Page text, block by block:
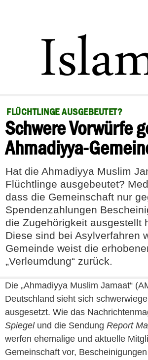
POLITIK
GESELLSCHAFT
RECHT
FEUILLETON
DEBATTE
FLÜCHTLINGE AUSGEBEUTET?
Schwere Vorwürfe
Ahmadiyya-
Hat die Ahmadiyya Muslim
Flüchtlinge ausgebeutet?
dass die Gemeinschaft nur
Spendenzahlungen
die Zugehörigkeit ausgestellt
Diese sind bei Asylverfahren
Gemeinde weist die
„Verleumdung“ zurück.
Die „Ahmadiyya Muslim Jamaat“
Deutschland sieht sich
ausgesetzt. Wie das
Spiegelund die Sendung Report
werfen ehemalige und aktuelle
Gemeinschaft vor,